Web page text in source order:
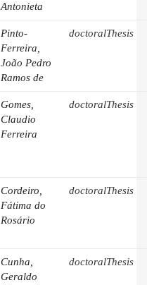
Antonieta
Pinto-
Ferreira,
João Pedro
Ramos de
doctoralThesis
Gomes,
Claudio
Ferreira
doctoralThesis
Cordeiro,
Fátima do
Rosário
doctoralThesis
Cunha,
Geraldo
doctoralThesis